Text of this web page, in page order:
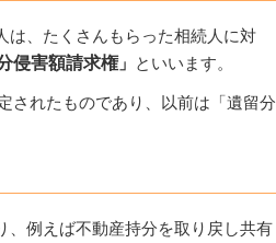
は、たくさんもらった相続人に対
侵害額請求権」 といいます。
されたものであり、以前は「遺留分
、例えば不動産持分を取り戻し共有